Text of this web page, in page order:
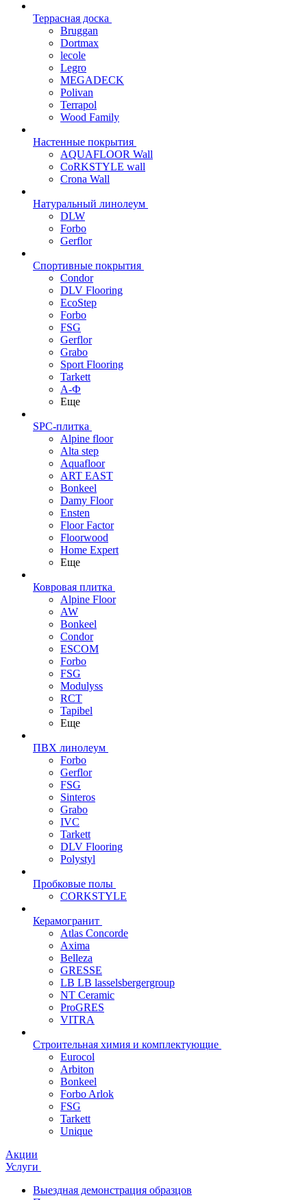
Террасная доска
Bruggan
Dortmax
lecole
Legro
MEGADECK
Polivan
Terrapol
Wood Family
Настенные покрытия
AQUAFLOOR Wall
CoRKSTYLE wall
Crona Wall
Натуральный линолеум
DLW
Forbo
Gerflor
Спортивные покрытия
Condor
DLV Flooring
EcoStep
Forbo
FSG
Gerflor
Grabo
Sport Flooring
Tarkett
А-Ф
Еще
SPC-плитка
Alpine floor
Alta step
Aquafloor
ART EAST
Bonkeel
Damy Floor
Ensten
Floor Factor
Floorwood
Home Expert
Еще
Ковровая плитка
Alpine Floor
AW
Bonkeel
Condor
ESCOM
Forbo
FSG
Modulyss
RCT
Tapibel
Еще
ПВХ линолеум
Forbo
Gerflor
FSG
Sinteros
Grabo
IVC
Tarkett
DLV Flooring
Polystyl
Пробковые полы
CORKSTYLE
Керамогранит
Atlas Concorde
Axima
Belleza
GRESSE
LB LB lasselsbergergroup
NT Ceramic
ProGRES
VITRA
Строительная химия и комплектующие
Eurocol
Arbiton
Bonkeel
Forbo Arlok
FSG
Tarkett
Unique
Акции
Услуги
Выездная демонстрация образцов